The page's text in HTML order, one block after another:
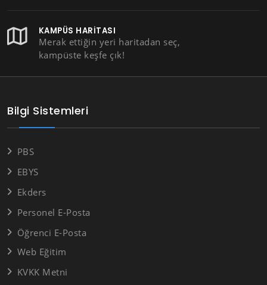
KAMPÜS HARITASI
Merak ettiğin yeri haritadan seç,
kampüste keşfe çık!
Bilgi Sistemleri
PBS
EBYS
Ekders
Personel E-Posta
Öğrenci E-Posta
Web Eğitim
KVKK Metni